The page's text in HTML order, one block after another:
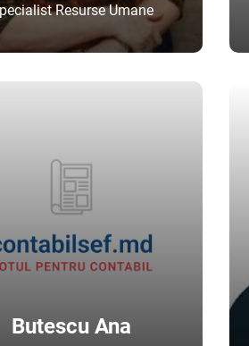
Resurse Umane
Butescu Ana